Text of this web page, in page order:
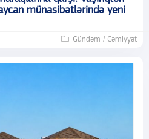
münasibətlərində yeni
Gündəm / Cəmiyyət